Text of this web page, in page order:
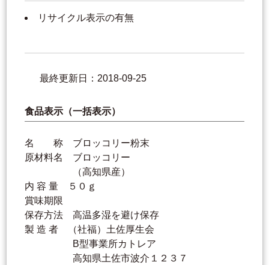
リサイクル表示の有無
最終更新日：2018-09-25
食品表示（一括表示）
名 称 ブロッコリー粉末
原材料名 ブロッコリー
（高知県産）
内 容 量 ５０ｇ
賞味期限
保存方法 高温多湿を避け保存
製 造 者 （社福）土佐厚生会
B型事業所カトレア
高知県土佐市波介１２３７